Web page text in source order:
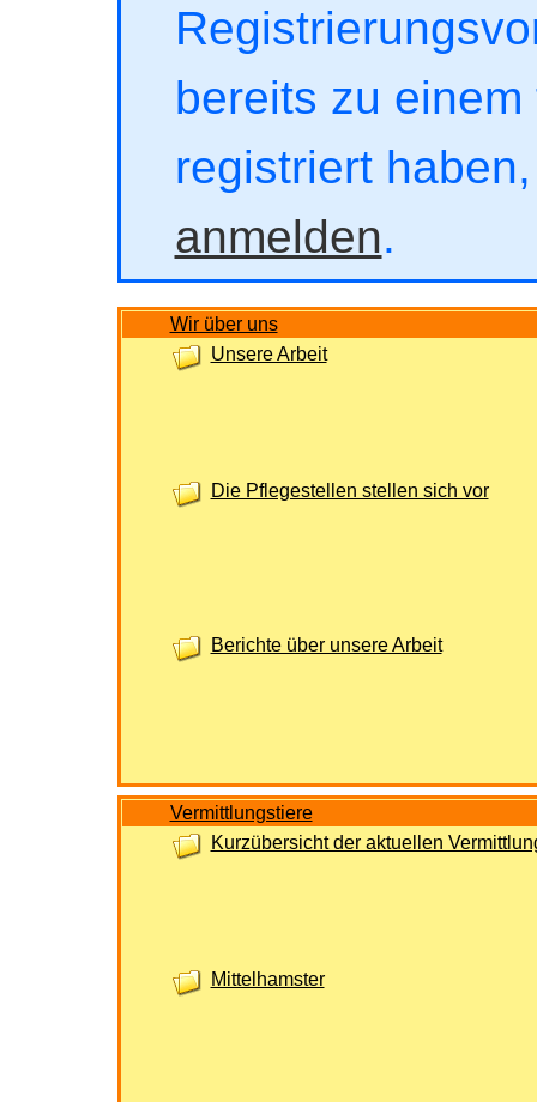
bereits zu
registriert
anmelden.
Wir über uns
Unsere Arbeit
Die Pflegestellen stellen sich vor
Berichte über unsere Arbeit
Vermittlungstiere
Kurzübersicht der aktuellen
Mittelhamster